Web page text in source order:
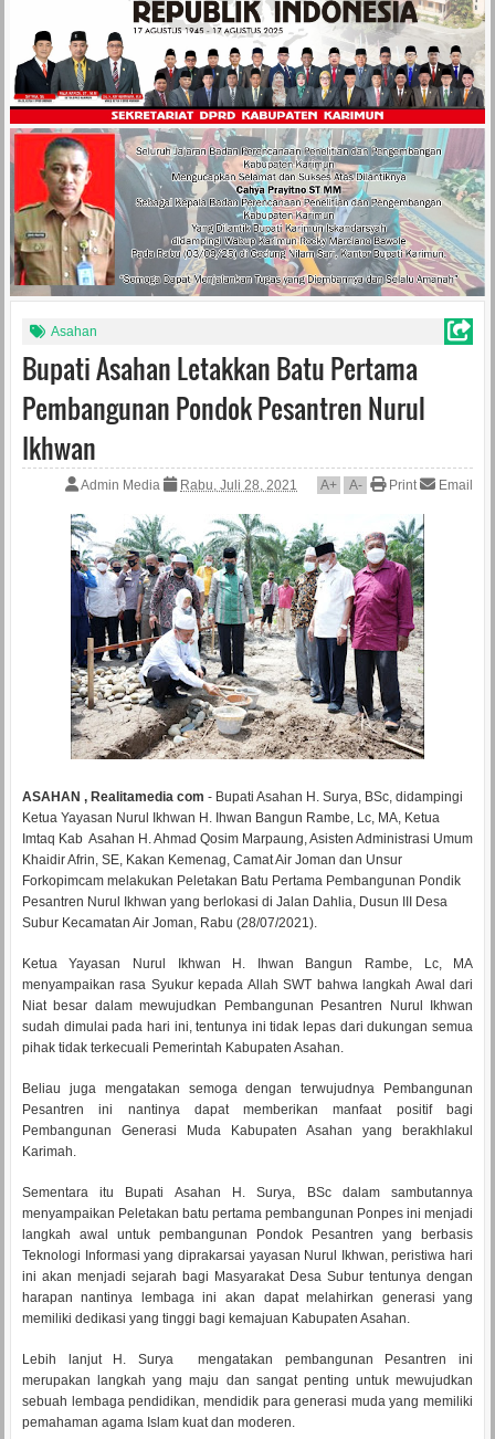
Asahan
Bupati Asahan Letakkan Batu Pertama
Pembangunan Pondok Pesantren Nurul
Ikhwan
Admin Media Rabu, Juli 28, 2021 A+ A- Print Email
ASAHAN , Realitamedia com - Bupati Asahan H. Surya, BSc, didampingi
Ketua Yayasan Nurul Ikhwan H. Ihwan Bangun Rambe, Lc, MA, Ketua
Imtaq Kab Asahan H. Ahmad Qosim Marpaung, Asisten Administrasi Umum
Khaidir Afrin, SE, Kakan Kemenag, Camat Air Joman dan Unsur
Forkopimcam melakukan Peletakan Batu Pertama Pembangunan Pondik
Pesantren Nurul Ikhwan yang berlokasi di Jalan Dahlia, Dusun III Desa
Subur Kecamatan Air Joman, Rabu (28/07/2021).
Ketua Yayasan Nurul Ikhwan H. Ihwan Bangun Rambe, Lc, MA
menyampaikan rasa Syukur kepada Allah SWT bahwa langkah Awal dari
Niat besar dalam mewujudkan Pembangunan Pesantren Nurul Ikhwan
sudah dimulai pada hari ini, tentunya ini tidak lepas dari dukungan semua
pihak tidak terkecuali Pemerintah Kabupaten Asahan.
Beliau juga mengatakan semoga dengan terwujudnya Pembangunan
Pesantren ini nantinya dapat memberikan manfaat positif bagi
Pembangunan Generasi Muda Kabupaten Asahan yang berakhlakul
Karimah.
Sementara itu Bupati Asahan H. Surya, BSc dalam sambutannya
menyampaikan Peletakan batu pertama pembangunan Ponpes ini menjadi
langkah awal untuk pembangunan Pondok Pesantren yang berbasis
Teknologi Informasi yang diprakarsai yayasan Nurul Ikhwan, peristiwa hari
ini akan menjadi sejarah bagi Masyarakat Desa Subur tentunya dengan
harapan nantinya lembaga ini akan dapat melahirkan generasi yang
memiliki dedikasi yang tinggi bagi kemajuan Kabupaten Asahan.
Lebih lanjut H. Surya mengatakan pembangunan Pesantren ini
merupakan langkah yang maju dan sangat penting untuk mewujudkan
sebuah lembaga pendidikan, mendidik para generasi muda yang memiliki
pemahaman agama Islam kuat dan moderen.